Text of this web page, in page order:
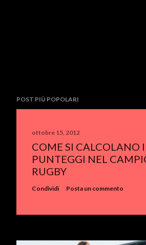
POST PIÙ POPOLARI
ottobre 15, 2012
COME SI CALCOLANO
PUNTEGGI NEL
RUGBY
Condividi Posta un commento